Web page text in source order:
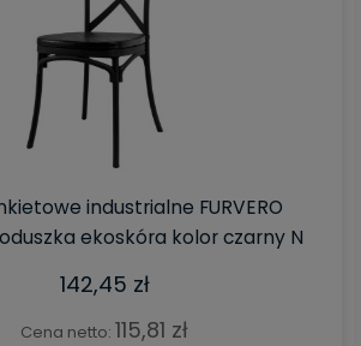
industrialne FURVERO
ekoskóra kolor czarny N
142,45 zł
Cena netto: 115,81 zł